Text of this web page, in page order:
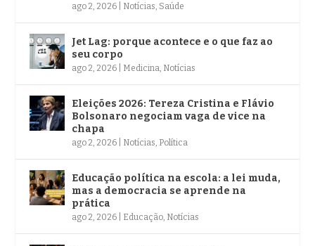
ago 2, 2026 Notícias, Saúde
Jet Lag: porque acontece e o que faz ao
seu corpo
ago 2, 2026 Medicina, Notícias
Eleições 2026: Tereza Cristina e Flávio
Bolsonaro negociam vaga de vice na
chapa
ago 2, 2026 Notícias, Política
Educação política na escola: a lei muda,
mas a democracia se aprende na
prática
ago 2, 2026 Educação, Notícias